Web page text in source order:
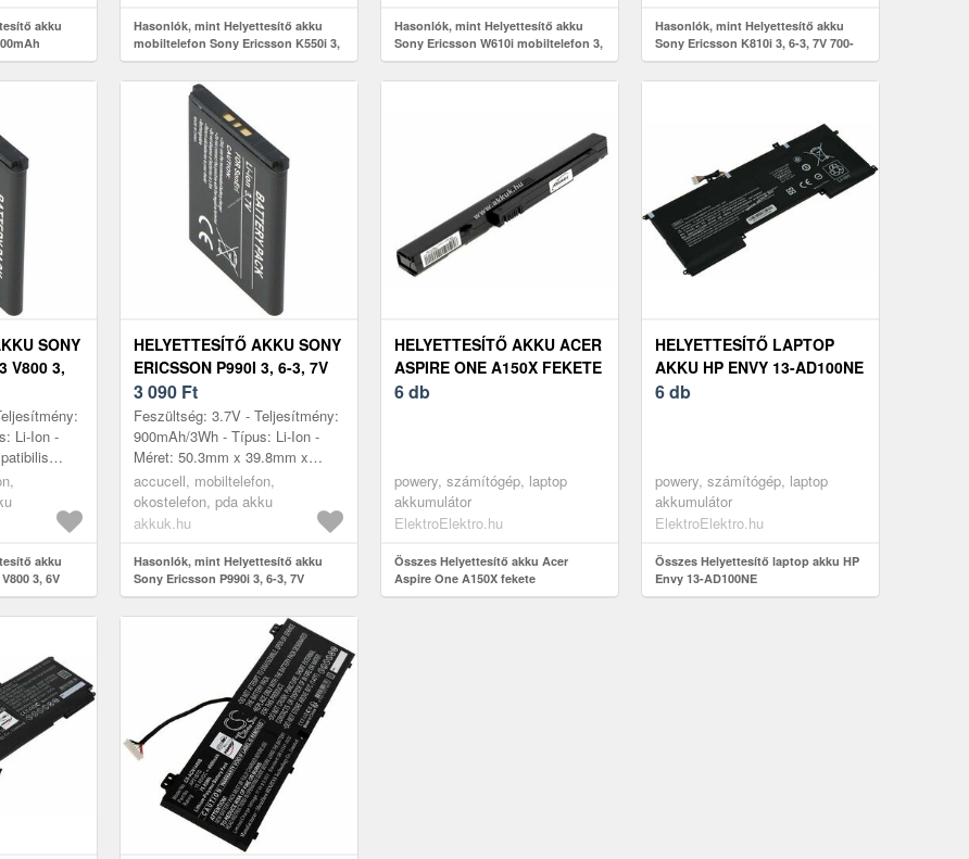
akku
Hasonlók, mint Helyettesítő akku
mobiltelefon Sony Ericsson K550i 3,
7V 900mAh Li-ion
Hasonlók, mint Helyettesítő akku
Sony Ericsson W610i mobiltelefon 3,
7V 900mAh Li-Ion
Hasonlók, mint Helyettesítő akku
Sony Ericsson K810i 3, 6-3, 7V 700-
900mAh mobiltelefon Li-Ion
SONY
V800 3,
Li-Ion -
Ericsson
akku
3, 6V
Ion
HELYETTESÍTŐ AKKU SONY
ERICSSON P990I 3, 6-3, 7V
900MAH BST-33
MOBILTELEFON LI-ION
3 090 Ft
Feszültség: 3.7V - Teljesítmény:
900mAh/3Wh - Típus: Li-Ion -
Méret: 50.3mm x 39.8mm x
4.7mm - kompatibilis modellek:
P990i, Sony Ericsson K550i, K...
accucell, mobiltelefon,
okostelefon, pda akku
akkuk.hu
Hasonlók, mint Helyettesítő akku
Sony Ericsson P990i 3, 6-3, 7V
900mAh BST-33 mobiltelefon Li-Ion
HELYETTESÍTŐ AKKU ACER
ASPIRE ONE A150X FEKETE
6 db
powery, számítógép, laptop
akkumulátor
ElektroElektro.hu
Összes Helyettesítő akku Acer
Aspire One A150X fekete
HELYETTESÍTŐ LAPTOP
AKKU HP ENVY 13-AD100NE
6 db
powery, számítógép, laptop
akkumulátor
ElektroElektro.hu
Összes Helyettesítő laptop akku HP
Envy 13-AD100NE